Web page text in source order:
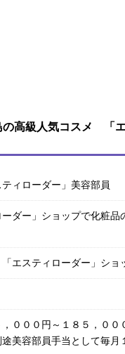
高級人気コスメ 「エ
ィローダー」美容部員
ーダー」ショップで化粧
エスティローダー」ショ
０００円～１８５，０
美容部員手当として毎月